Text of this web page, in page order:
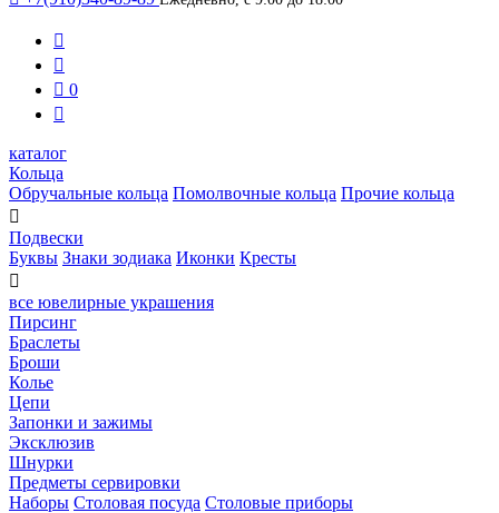


 0

каталог
Кольца
Обручальные кольца Помолвочные кольца Прочие кольца

Подвески
Буквы Знаки зодиака Иконки Кресты

все ювелирные украшения
Пирсинг
Браслеты
Броши
Колье
Цепи
Запонки и зажимы
Эксклюзив
Шнурки
Предметы сервировки
Наборы Столовая посуда Столовые приборы